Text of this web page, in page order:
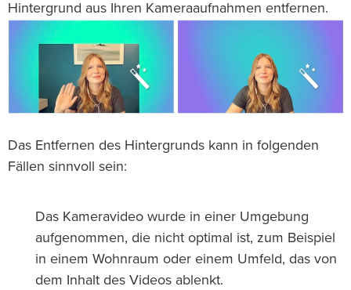
Hintergrund aus Ihren Kameraaufnahmen entfernen.
Das Entfernen des Hintergrunds kann in folgenden
Fällen sinnvoll sein:
Das Kameravideo wurde in einer Umgebung
aufgenommen, die nicht optimal ist, zum Beispiel
in einem Wohnraum oder einem Umfeld, das von
dem Inhalt des Videos ablenkt.